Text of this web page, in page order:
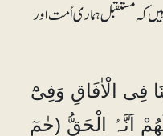
کہ مستقبل ہماری اُمت اور
فِی الْاٰفَاقِ وَفِیْٓ
اَنَّہُ الْحَقُّ (حٰمٓ